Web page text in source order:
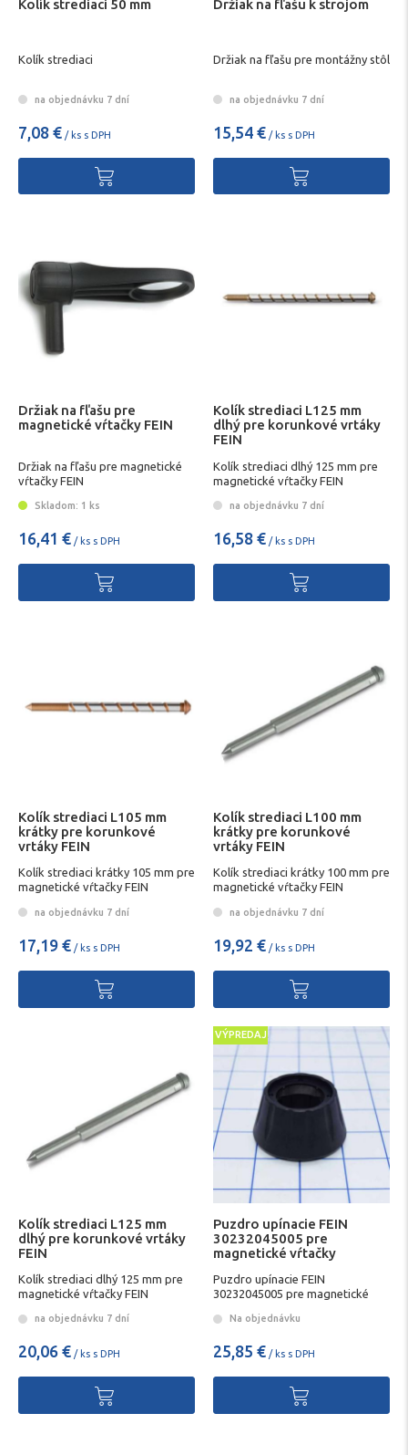
Kolík strediaci 50 mm
Kolík strediaci
na objednávku 7 dní
7,08 € / ks s DPH
Držiak na fľašu k strojom
Držiak na fľašu pre montážny stôl
na objednávku 7 dní
15,54 € / ks s DPH
Držiak na fľašu pre
magnetické vŕtačky FEIN
Držiak na fľašu pre magnetické
vŕtačky FEIN
Skladom: 1 ks
16,41 € / ks s DPH
Kolík strediaci L125 mm
dlhý pre korunkové vrtáky
FEIN
Kolík strediaci dlhý 125 mm pre
magnetické vŕtačky FEIN
na objednávku 7 dní
16,58 € / ks s DPH
Kolík strediaci L105 mm
krátky pre korunkové
vrtáky FEIN
Kolík strediaci krátky 105 mm pre
magnetické vŕtačky FEIN
na objednávku 7 dní
17,19 € / ks s DPH
Kolík strediaci L100 mm
krátky pre korunkové
vrtáky FEIN
Kolík strediaci krátky 100 mm pre
magnetické vŕtačky FEIN
na objednávku 7 dní
19,92 € / ks s DPH
Kolík strediaci L125 mm
dlhý pre korunkové vrtáky
FEIN
Kolík strediaci dlhý 125 mm pre
magnetické vŕtačky FEIN
na objednávku 7 dní
20,06 € / ks s DPH
VÝPREDAJ
Puzdro upínacie FEIN
30232045005 pre
magnetické vŕtačky
Puzdro upínacie FEIN
30232045005 pre magnetické
Na objednávku
25,85 € / ks s DPH